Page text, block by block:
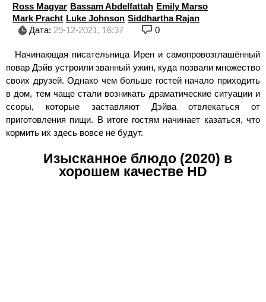
Ross Magyar Bassam Abdelfattah Emily Marso
Mark Pracht Luke Johnson Siddhartha Rajan
Дата: 29-12-2021, 16:37 0
Начинающая писательница Ирен и самопровозглашённый
повар Дэйв устроили званный ужин, куда позвали множество
своих друзей. Однако чем больше гостей начало приходить
в дом, тем чаще стали возникать драматические ситуации и
ссоры, которые заставляют Дэйва отвлекаться от
приготовления пищи. В итоге гостям начинает казаться, что
кормить их здесь вовсе не будут.
Изысканное блюдо (2020) в
хорошем качестве HD